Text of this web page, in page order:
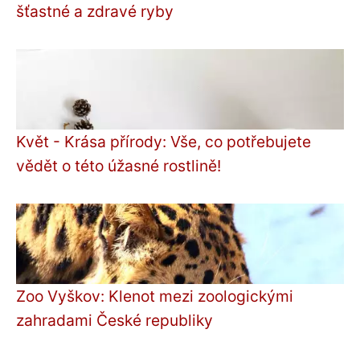
šťastné a zdravé ryby
Květ - Krása přírody: Vše, co potřebujete
vědět o této úžasné rostlině!
Zoo Vyškov: Klenot mezi zoologickými
zahradami České republiky